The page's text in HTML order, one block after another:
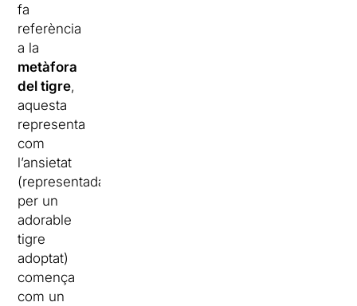
fa
referència
a la
metàfora
del tigre,
aquesta
representa
com
l’ansietat
(representada
per un
adorable
tigre
adoptat)
comença
com un